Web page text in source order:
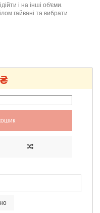
і на інші об'єми.
гайвані та вибрати